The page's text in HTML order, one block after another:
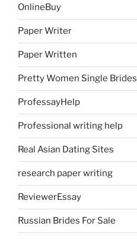
OnlineBuy
Paper Writer
Paper Written
Pretty Women Single Brides
ProfessayHelp
Professional writing help
Real Asian Dating Sites
research paper writing
ReviewerEssay
Russian Brides For Sale